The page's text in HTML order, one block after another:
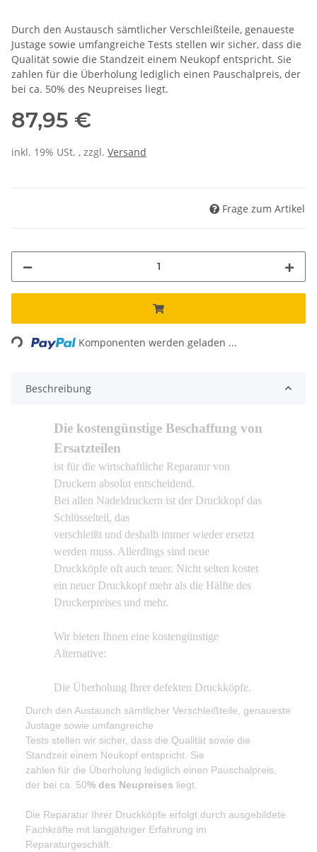
Durch den Austausch sämtlicher Verschleißteile, genaueste
Justage sowie umfangreiche Tests stellen wir sicher, dass die
Qualität sowie die Standzeit einem Neukopf entspricht. Sie
zahlen für die Überholung lediglich einen Pauschalpreis, der
bei ca. 50% des Neupreises liegt.
87,95 €
inkl. 19% USt. , zzgl. Versand
Frage zum Artikel
Loading... Komponenten werden geladen ...
Beschreibung
Die kostengünstige Beschaffung von
Ersatzteilen
ist für die wirtschaftliche Reparatur von
Druckern absolut entscheidend.
Bei allen Nadeldruckern ist der Druckkopf das
Schlüsselteil, das
verschleißt und deshalb immer wieder ersetzt
werden muss. Allerdings sind neue
Druckköpfe oft auch teuer. Nicht selten kostet
ein neuer Druckkopf mehr als die Hälfte des
Druckerpreises und mehr.
Wir bieten Ihnen eine kostengünstige
Alternative:
Die Überholung Ihrer defekten Druckköpfe.
Durch den Austausch sämtlicher Verschleißteile, genaueste
Justage sowie umfangreiche
Tests stellen wir sicher, dass die Qualität sowie die
Standzeit einem Neukopf entspricht. Sie
zahlen für die Überholung lediglich einen Pauschalpreis,
der bei ca. 50% des Neupreises liegt.
Die Reparatur Ihrer Druckköpfe erfolgt durch ausgebildete
Fachkräfte mit langjähriger Erfahrung im
Reparaturgeschäft.